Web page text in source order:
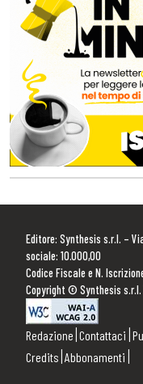
Editore: Synthesis s.r.l. –
sociale: 10.000,00
Codice Fiscale e N.
Copyright © Synthesis
Redazione Contattaci
Credits Abbonamenti